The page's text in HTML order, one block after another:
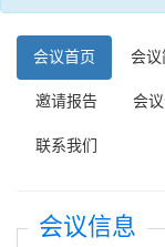
会议首页 会议
邀请报告 会
联系我们
会议信息